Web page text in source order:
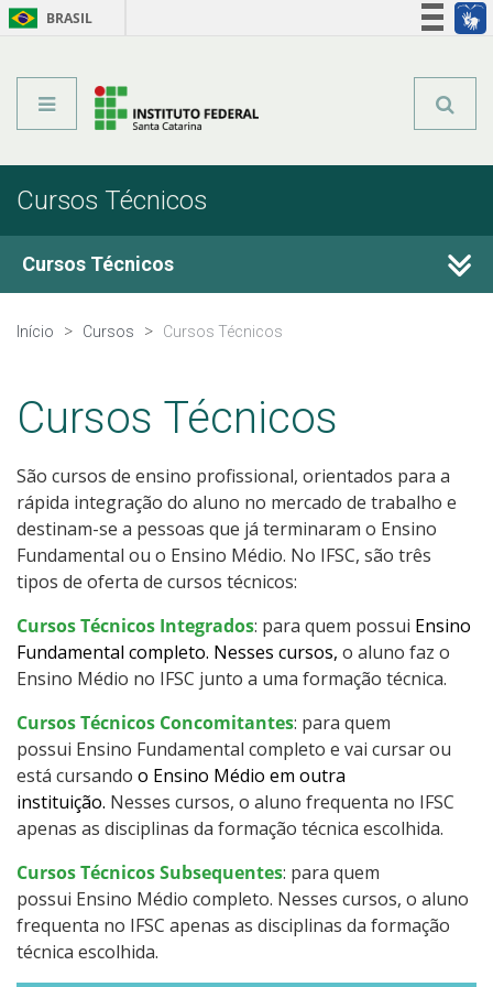
BRASIL
Cursos Técnicos
Cursos Técnicos
Cursos Técnicos
Qualificação Profissional
Pós-graduação
Educação a Distância
Transferências e retornos
PartiuIF
Parcerias
Processo de Inscrição
Resultados
Início Cursos Cursos Técnicos
Cursos Técnicos
São cursos de ensino profissional, orientados para a
rápida integração do aluno no mercado de trabalho e
destinam-se a pessoas que já terminaram o Ensino
Fundamental ou o Ensino Médio. No IFSC, são três
tipos de oferta de cursos técnicos:
Cursos Técnicos Integrados: para quem possui Ensino
Fundamental completo. Nesses cursos, o aluno faz o
Ensino Médio no IFSC junto a uma formação técnica.
Cursos Técnicos Concomitantes: para quem
possui Ensino Fundamental completo e vai cursar ou
está cursando o Ensino Médio em outra
instituição. Nesses cursos, o aluno frequenta no IFSC
apenas as disciplinas da formação técnica escolhida.
Cursos Técnicos Subsequentes: para quem
possui Ensino Médio completo. Nesses cursos, o aluno
frequenta no IFSC apenas as disciplinas da formação
técnica escolhida.